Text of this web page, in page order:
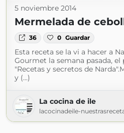
5 noviembre 2014
Mermelada de
36 0 Guardar
Esta receta se la vi a hacer a
Gourmet la semana pasada,
"Recetas y secretos de
y (...)
La cocina de ile
lacocinadeile-